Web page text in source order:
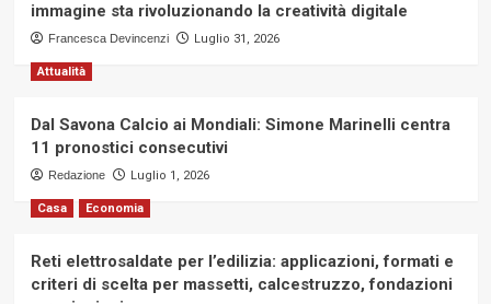
immagine sta rivoluzionando la creatività digitale
Francesca Devincenzi Luglio 31, 2026
Attualità
Dal Savona Calcio ai Mondiali: Simone Marinelli centra
11 pronostici consecutivi
Redazione Luglio 1, 2026
Casa Economia
Reti elettrosaldate per l’edilizia: applicazioni, formati e
criteri di scelta per massetti, calcestruzzo, fondazioni